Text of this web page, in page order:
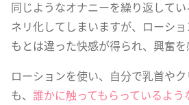
同じようなオナニーを繰り返して
ネリ化してしまいますが、ローシ
もとは違った快感が得られ、興奮を
ローションを使い、自分で乳首や
も、 誰かに触ってもらっているよう